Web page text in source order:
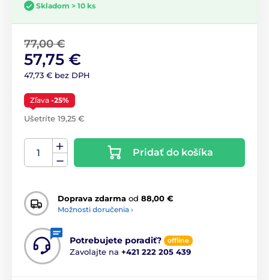
Skladom > 10 ks
77,00 €
57,75 €
47,73 € bez DPH
Zľava -25%
Ušetríte 19,25 €
Pridať do košíka
Doprava zdarma od 88,00 €
Možnosti doručenia ›
Potrebujete poradiť? offline
Zavolajte na +421 222 205 439